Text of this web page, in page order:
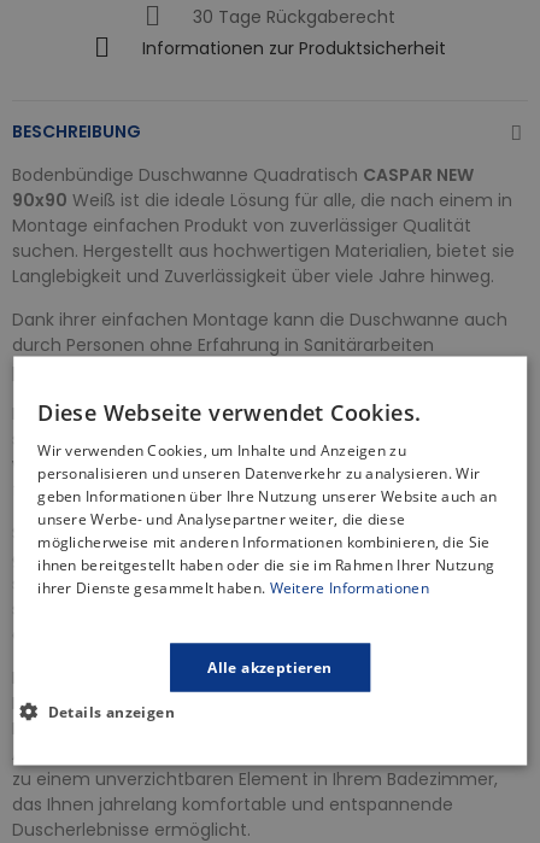
30 Tage Rückgaberecht
Informationen zur Produktsicherheit
BESCHREIBUNG
Bodenbündige Duschwanne Quadratisch CASPAR NEW
90x90 Weiß ist die ideale Lösung für alle, die nach einem in
Montage einfachen Produkt von zuverlässiger Qualität
suchen. Hergestellt aus hochwertigen Materialien, bietet sie
Langlebigkeit und Zuverlässigkeit über viele Jahre hinweg.
Dank ihrer einfachen Montage kann die Duschwanne auch
durch Personen ohne Erfahrung in Sanitärarbeiten
Es genügt, sie auf den entsprechend vorbereiteten Boden zu
wenigen einfachen Schritten können Sie eine moderne und
funktionale Duschwanne genießen.
Sie wurde aus strapazierfähigem und robustem Material
gefertigt, dass beständig gegen Beschädigungen ist und
sicheres Duschen ermöglicht. Dadurch können Sie sicher
Die bodenbündige Duschwanne ist die ideale Lösung für
Personen, die hohe Produktqualität und
Benutzerfreundlichkeit schätzen. Mit ihrer Langlebigkeit,
Ästhetik und einfachen Montage wird unsere Duschwanne
zu einem unverzichtbaren Element in Ihrem Badezimmer,
das Ihnen jahrelang komfortable und entspannende
Duscherlebnisse ermöglicht.
Diese Webseite verwendet Cookies.
Wir verwenden Cookies, um Inhalte und Anzeigen zu
personalisieren und unseren Datenverkehr zu analysieren. Wir
geben Informationen über Ihre Nutzung unserer Website auch an
unsere Werbe- und Analysepartner weiter, die diese
möglicherweise mit anderen Informationen kombinieren, die Sie
ihnen bereitgestellt haben oder die sie im Rahmen Ihrer Nutzung
ihrer Dienste gesammelt haben. Weitere Informationen
Alle akzeptieren
Details anzeigen